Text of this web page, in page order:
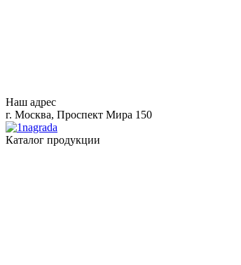
Наш адрес
г. Москва, Проспект Мира 150
Каталог продукции